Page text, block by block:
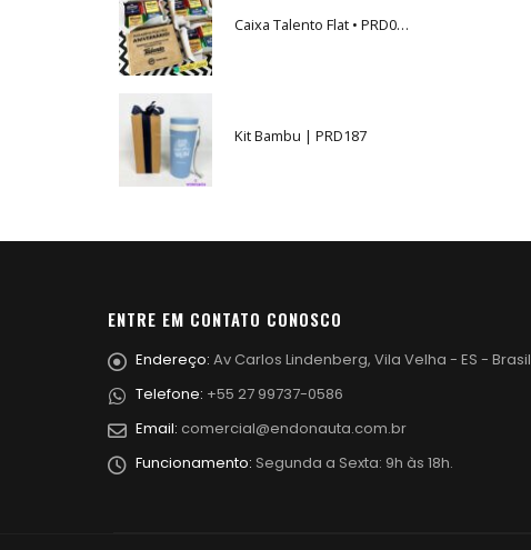
Caixa Talento Flat • PRD004
Kit Bambu | PRD187
ENTRE EM CONTATO CONOSCO
Endereço: Av Carlos Lindenberg, Vila Velha - ES - Brasil
Telefone: +55 27 99737-0586
Email: comercial@endonauta.com.br
Funcionamento: Segunda a Sexta: 9h às 18h.